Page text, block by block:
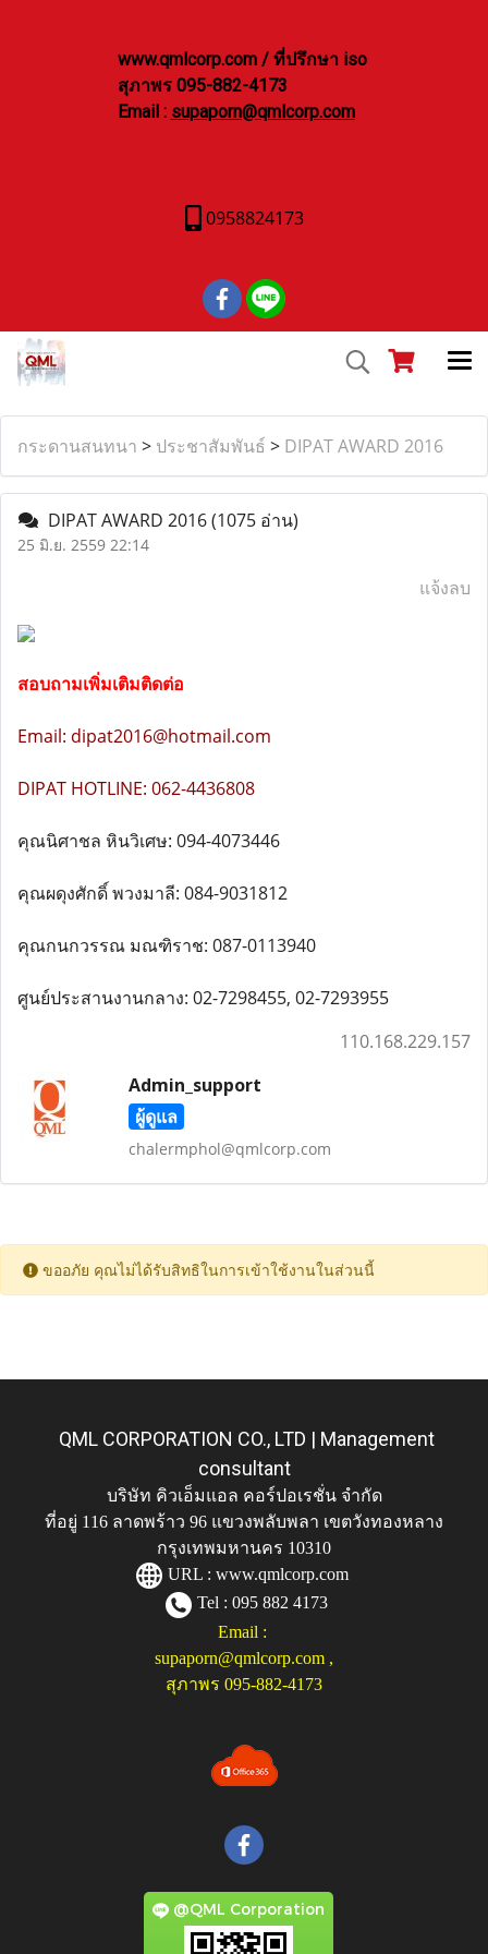
www.qmlcorp.com / ที่ปรึกษา iso
สุภาพร 095-882-4173
Email : supaporn@qmlcorp.com
0958824173
กระดานสนทนา > ประชาสัมพันธ์ > DIPAT AWARD 2016
DIPAT AWARD 2016(1075 อ่าน)
25 มิ.ย. 2559 22:14
แจ้งลบ
สอบถามเพิ่มเติมติดต่อ
Email: dipat2016@hotmail.com
DIPAT HOTLINE: 062-4436808
คุณนิศาชล หินวิเศษ: 094-4073446
คุณผดุงศักดิ์ พวงมาลี: 084-9031812
คุณกนกวรรณ มณฑิราช: 087-0113940
ศูนย์ประสานงานกลาง: 02-7298455, 02-7293955
110.168.229.157
Admin_support
ผู้ดูแล
chalermphol@qmlcorp.com
ขออภัย คุณไม่ได้รับสิทธิในการเข้าใช้งานในส่วนนี้
QML CORPORATION CO., LTD | Management
consultant
บริษัท คิวเอ็มแอล คอร์ปอเรชั่น จำกัด
ที่อยู่ 116 ลาดพร้าว 96 แขวงพลับพลา เขตวังทองหลาง
กรุงเทพมหานคร 10310
URL : www.qmlcorp.com
Tel : 095 882 4173
Email :
supaporn@qmlcorp.com ,
สุภาพร 095-882-4173
@QML Corporation